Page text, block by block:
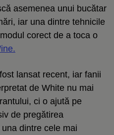
asemenea unui bucătar
iar una dintre tehnicile
corect de a toca o
lansat recent, iar fanii
de White nu mai
ci o ajută pe
de pregătirea
dintre cele mai